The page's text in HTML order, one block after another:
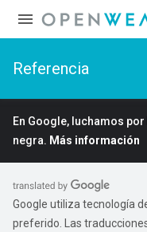
Referencia
En Google, luchamos
negra. Más información
Google utiliza tecnología
preferido. Las